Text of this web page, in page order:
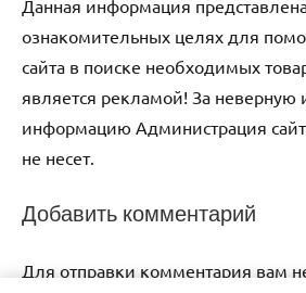
Данная информация
ознакомительных целях для
сайта в поиске необходимых
является рекламой! За
информацию Администрация
не несет.
Добавить комментарий
Для отправки комментария вам